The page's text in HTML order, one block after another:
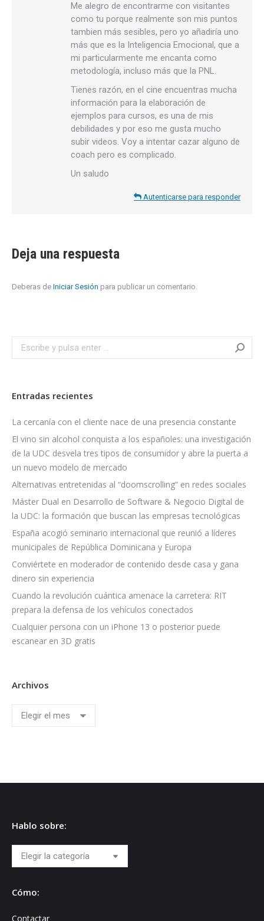
Me alegro de encontrarme con visitantes
como tu porque realmente son mis puntos
tambien más sesibles, pero yo añadiría uno
más que es la Inteligencia Emocional, que a
mi particularmente me encanta como
metodología, incluso más que la PNL.
Tienes razón, en el cine encuentras mucha
información para la elaboración de
ejemplos para cursos, es una de mis
debilidades y por eso me gusta mucho
subir videos. Voy a intentar cazar alguno de
coach pero es complicado.
Un saludo
Autenticarse para responder
Deja una respuesta
Deberas de Iniciar Sesión para publicar un comentario.
Search:
Entradas recientes
La cercanía con el cliente nace de una presencia constante
El vino sin alcohol conquista a los españoles: una investigación
de la UDC desvela tres tipos de consumidor y abre la puerta a
un nuevo modelo de mercado
Alternativas entretenidas al “doomscrolling” en redes sociales
Máster Dual en Desarrollo de Software & Negocio Digital de
la UDC: la formación que buscan las empresas tecnológicas
España acogió seminario internacional que reunió a líderes
municipales de República Dominicana y Europa
Conviértete en moderador de contenido desde casa y gana
dinero sin experiencia
Cuando la revolución cuántica amenace la carretera: RIT
prepara la defensa de los vehículos conectados
Cualquier persona con un iPhone 13 o posterior puede
escanear en 3D gratis
Archivos
Archivos
Hablo sobre:
Hablo
sobre:
Cómo:
Contactar